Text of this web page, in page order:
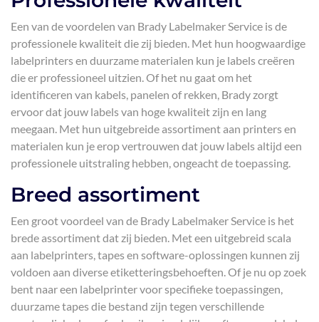
Een van de voordelen van Brady Labelmaker Service is de
professionele kwaliteit die zij bieden. Met hun hoogwaardige
labelprinters en duurzame materialen kun je labels creëren
die er professioneel uitzien. Of het nu gaat om het
identificeren van kabels, panelen of rekken, Brady zorgt
ervoor dat jouw labels van hoge kwaliteit zijn en lang
meegaan. Met hun uitgebreide assortiment aan printers en
materialen kun je erop vertrouwen dat jouw labels altijd een
professionele uitstraling hebben, ongeacht de toepassing.
Breed assortiment
Een groot voordeel van de Brady Labelmaker Service is het
brede assortiment dat zij bieden. Met een uitgebreid scala
aan labelprinters, tapes en software-oplossingen kunnen zij
voldoen aan diverse etiketteringsbehoeften. Of je nu op zoek
bent naar een labelprinter voor specifieke toepassingen,
duurzame tapes die bestand zijn tegen verschillende